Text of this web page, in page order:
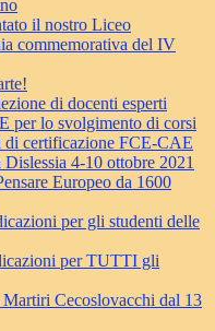
il nostro Liceo
commemorativa del IV
di docenti esperti
per lo svolgimento di corsi
di certificazione FCE-CAE
4-10 ottobre 2021
Europeo da 1600
per gli studenti delle
per TUTTI gli
Cecoslovacchi dal 13